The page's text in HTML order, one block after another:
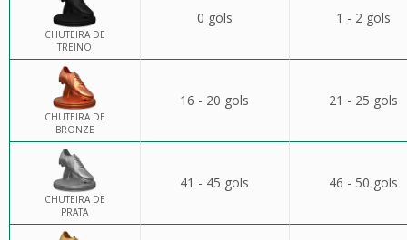
CHUTEIRA DE
TREINO
0 gols 1 - 2 gols
CHUTEIRA DE
BRONZE
16 - 20 gols 21 - 25 gols
CHUTEIRA DE
PRATA
41 - 45 gols 46 - 50 gols